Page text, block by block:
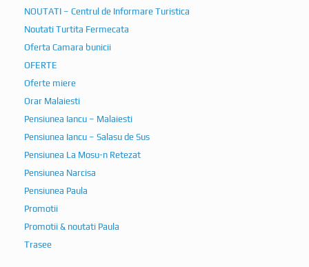
NOUTATI – Centrul de Informare Turistica
Noutati Turtita Fermecata
Oferta Camara bunicii
OFERTE
Oferte miere
Orar Malaiesti
Pensiunea Iancu – Malaiesti
Pensiunea Iancu – Salasu de Sus
Pensiunea La Mosu-n Retezat
Pensiunea Narcisa
Pensiunea Paula
Promotii
Promotii & noutati Paula
Trasee